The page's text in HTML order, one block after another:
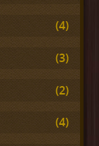
(4)
(3)
(2)
(4)